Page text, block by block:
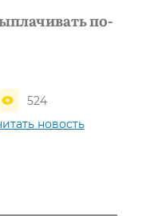
по-
524
новость